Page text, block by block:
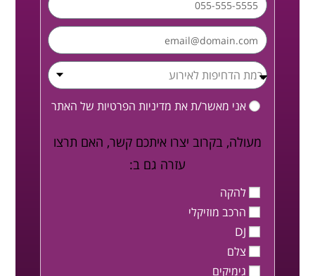
אני מאשר/ת את מדיניות הפרטיות של האתר
מעולה, בקרוב יצרו איתכם קשר, האם תרצו
עזרה גם ב:
להקה
הרכב מוזיקלי
DJ
צלם
גימיקים